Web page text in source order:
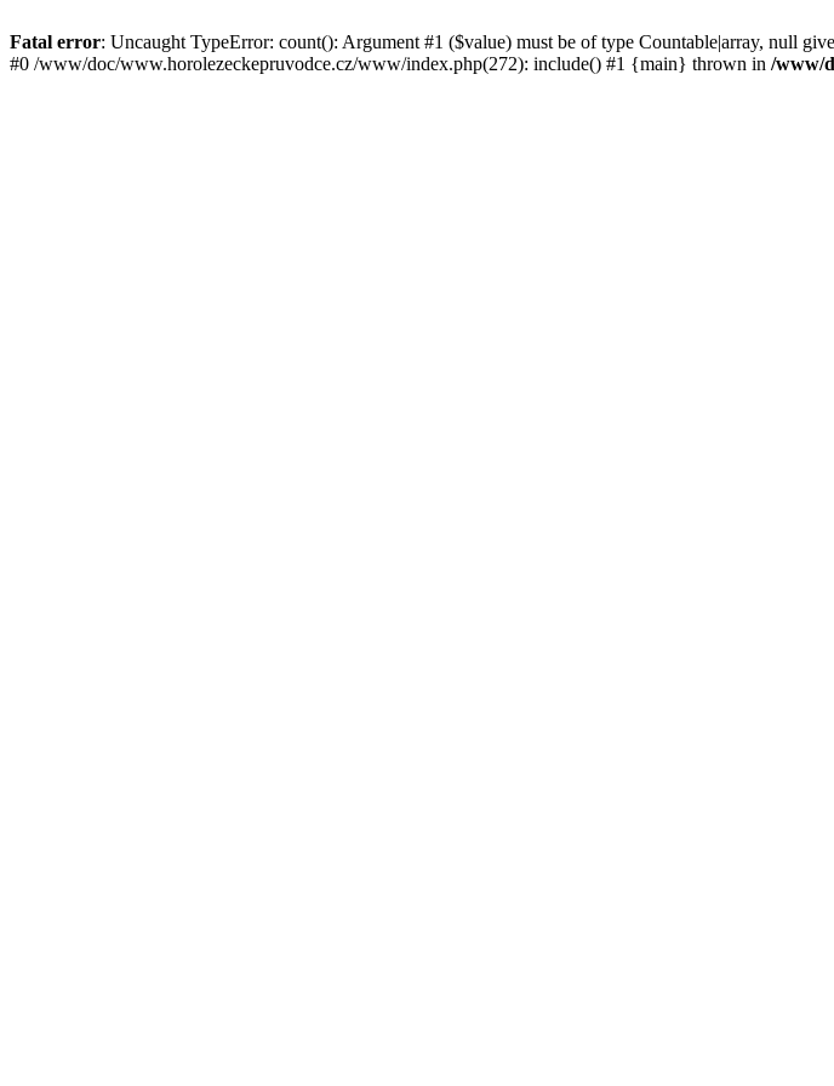
Fatal error: Uncaught TypeError: count(): Argument #1 ($value) must be of type Countable|array, null
#0 /www/doc/www.horolezeckepruvodce.cz/www/index.php(272): include() #1 {main} thrown in /www/